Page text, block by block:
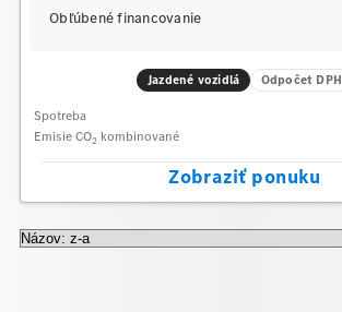
Obľúbené financovanie
Jazdené vozidlá Odpočet DPH
Spotreba
Emisie CO2 kombinované
Zobraziť ponuku